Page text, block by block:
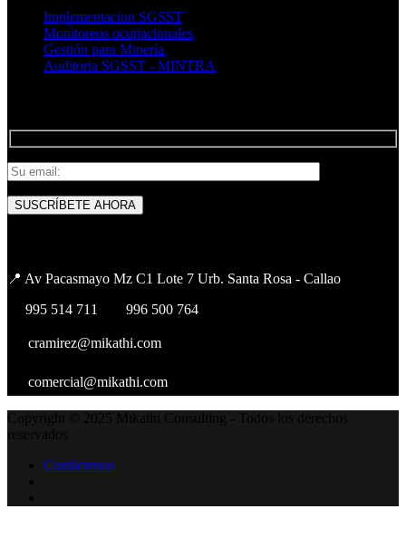
Implementacion SGSST
Monitoreos ocupacionales
Gestión para Minería
Auditoria SGSST - MINTRA
📍 Av Pacasmayo Mz C1 Lote 7 Urb. Santa Rosa - Callao
995 514 711 996 500 764
cramirez@mikathi.com
comercial@mikathi.com
Contáctenos